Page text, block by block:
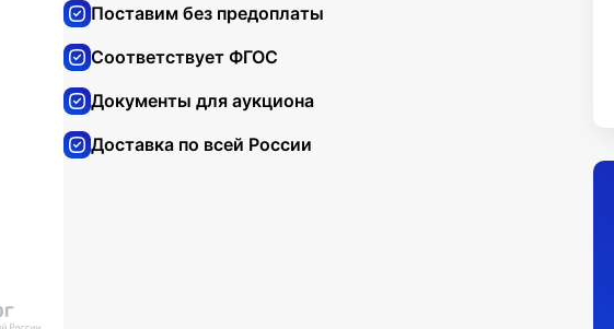
Поставим без предоплаты
Соответствует ФГОС
Документы для аукциона
Доставка по всей России